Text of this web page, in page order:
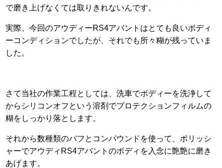
で磨き上げなくては取りきれないんです。
実際、今回のアウディーRS4アバントはとても良いボディ
ーコンディションでしたが、それでも所々糊が残っていま
した。
さて当社の作業工程としては、洗車でボディーを洗浄して
からシリコンオフという溶剤でプロテクションフィルムの
糊をしっかり落とします。
それから数種類のバフとコンパウンドを使って、ポリッシ
ャーでアウディRS4アバントのボディを入念に艶艶に磨き
あげます。